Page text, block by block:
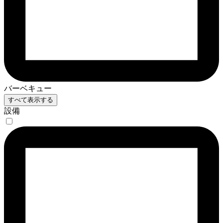
バーベキュー
すべて表示する
設備